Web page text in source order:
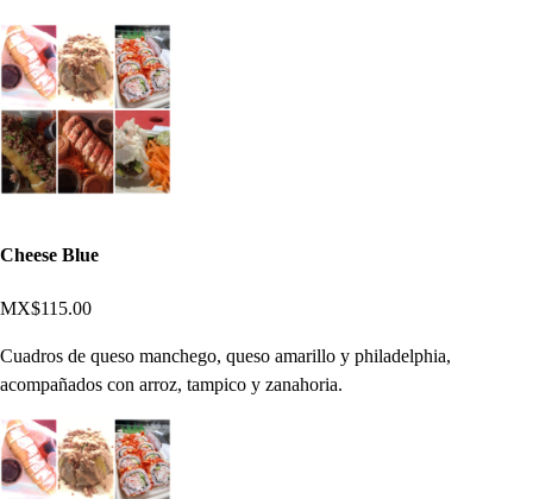
Cheese Blue
MX$115.00
Cuadros de queso manchego, queso amarillo y philadelphia,
acompañados con arroz, tampico y zanahoria.